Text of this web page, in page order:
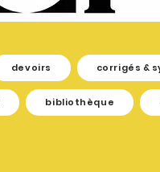
devoirs corrigés &
bibliothèque